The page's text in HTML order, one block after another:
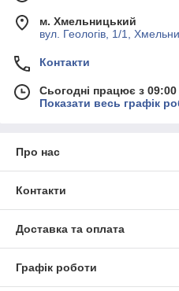
м. Хмельницький
вул. Геологів, 1/1,
Контакти
Сьогодні працює з
Показати весь графік
Про нас
Контакти
Доставка та оплата
Графік роботи